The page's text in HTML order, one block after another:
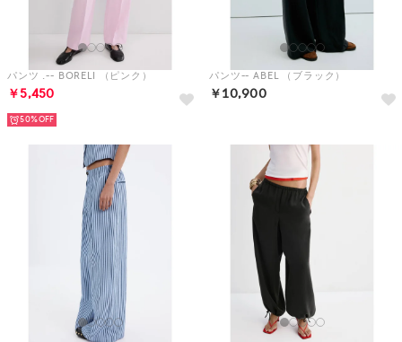
パンツ .-- BORELI （ピンク）
￥5,450
50%
パンツ-- ABEL （ブラック）
￥10,900